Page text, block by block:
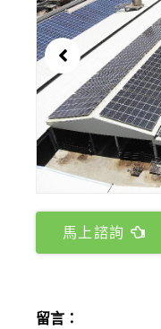
馬上諮詢
留言：